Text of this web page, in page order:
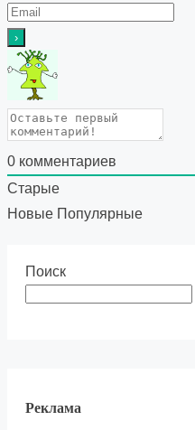
0 комментариев
Старые
Новые Популярные
Поиск
Реклама